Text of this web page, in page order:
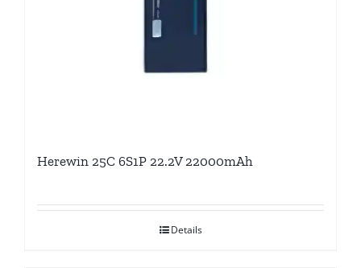
Herewin 25C 6S1P 22.2V 22000mAh
Details